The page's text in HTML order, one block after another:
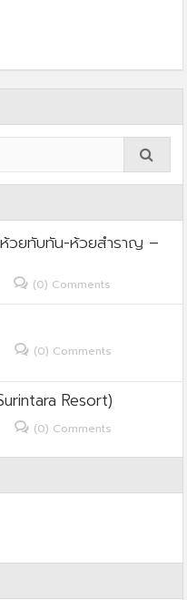
วยทับทัน-ห้วยสำราญ –
(0) Comments
(0) Comments
Resort)
(0) Comments